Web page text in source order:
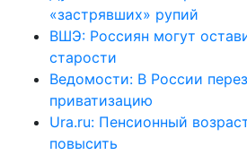
«застрявших» рупий
ВШЭ: Россиян могут
старости
Ведомости: В России
приватизацию
Ura.ru: Пенсионный
повысить